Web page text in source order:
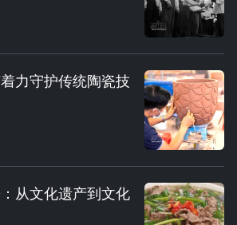
力守护传统陶瓷技
从文化遗产到文化